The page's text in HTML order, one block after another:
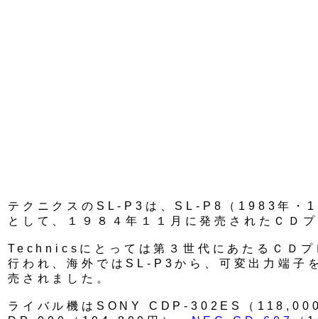
テクニクスのSL-P3は、SL-P8（1983年・
として、１９８４年１１月に発売されたＣＤ
Technicsにとっては第３世代にあたるＣＤプ
行われ、海外ではSL-P3から、可変出力端子
売されました。
ライバル機はSONY CDP-302ES（